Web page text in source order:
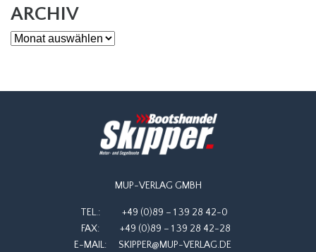
ARCHIV
Archiv
MUP-VERLAG GMBH
TEL.:
+49 (0)89 – 1 39 28 42-0
FAX:
+49 (0)89 – 1 39 28 42-28
E-MAIL:
SKIPPER@MUP-VERLAG.DE